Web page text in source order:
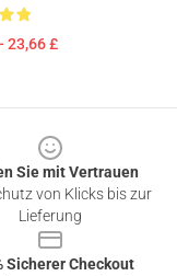
23,66 £
Sie mit Vertrauen
von Klicks bis zur
Lieferung
Sicherer Checkout